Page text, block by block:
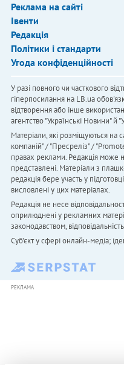
Реклама на сайті
Івенти
Редакція
Політики і стандарти
Угода конфіденційності
У разі повного чи часткового
гіперпосилання на LB.ua
відтворення або інше
агентство "Українськi Новини" й
Матеріали, які розміщуються на
компаній" / "Пресреліз" /
правах реклами. Редакція може
представлені. Матеріали з
редакція бере участь у
висловлені у цих матеріалах.
Редакція не несе
оприлюднені у рекламних
законодавством,
Cуб'єкт у сфері онлайн-медіа;
РЕКЛАМА